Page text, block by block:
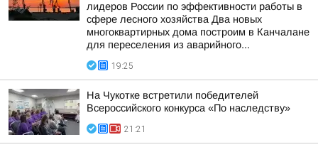
лидеров России по эффективности работы в
сфере лесного хозяйства Два новых
многоквартирных дома построим в Канчалане
для переселения из аварийного...
19:25
На Чукотке встретили победителей
Всероссийского конкурса «По наследству»
21:21